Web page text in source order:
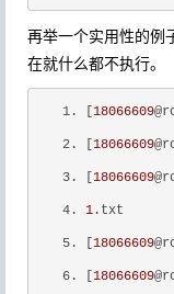
再举一个实用性的例
在就什么都不执行。
18066609
18066609
18066609
1 .txt
18066609
18066609